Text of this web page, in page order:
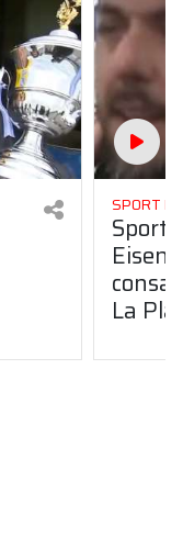
SPORT
Sport
La